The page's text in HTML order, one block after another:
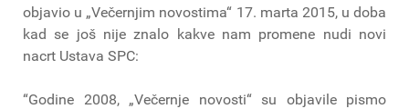
objavio u „Večernjim novostima“ 17. marta 2015, u doba
kad se još nije znalo kakve nam promene nudi novi
nacrt Ustava SPC:
“Godine 2008, „Večernje novosti“ su objavile pismo